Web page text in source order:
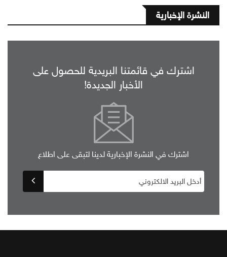
النشرة الإخبارية
اشترك في قائمتنا البريدية للحصول على
الأخبار الجديدة!
اشترك في النشرة الإخبارية لدينا لتبقى على اطلاع